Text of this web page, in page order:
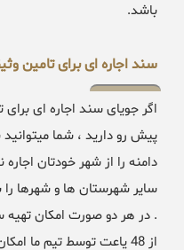
باشد.
سند اجاره ای برای تامین
اگر جویای سند اجاره ای برای
پیش رو دارید ، شما
دامنه را از شهر خودتان اجاره
سایر شهرستان ها و شهرها را
. در هر دو صورت امکان تهیه
از 48 یاعت توسط تیم ما امکان پذیر است .